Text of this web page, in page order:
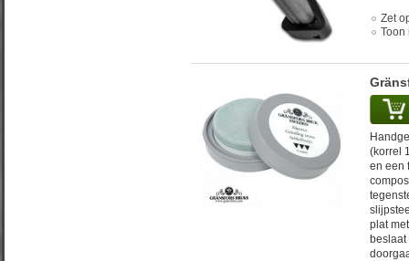
Zet
Toon
(korrel
en een
plat
beslaat